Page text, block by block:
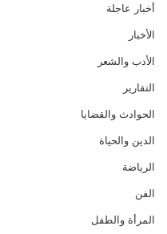
أخبار عاجلة
الأخبار
الأدب والشعر
التقارير
الحوادث والقضايا
الدين والحياة
الرياضة
الفن
المرأة والطفل